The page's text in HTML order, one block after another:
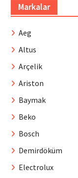
Markalar
Aeg
Altus
Arçelik
Ariston
Baymak
Beko
Bosch
Demirdöküm
Electrolux